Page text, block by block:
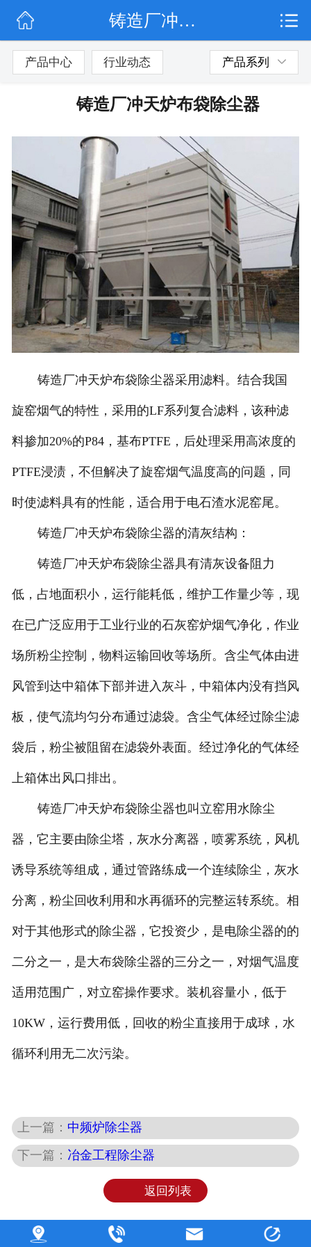
公司简介
联系我们
铸造厂冲天炉布袋除尘器
产品中心 行业动态 产品系列
铸造厂冲天炉布袋除尘器
铸造厂冲天炉布袋除尘器采用滤料。结合我国
旋窑烟气的特性，采用的LF系列复合滤料，该种滤
料掺加20%的P84，基布PTFE，后处理采用高浓度的
PTFE浸渍，不但解决了旋窑烟气温度高的问题，同
时使滤料具有的性能，适合用于电石渣水泥窑尾。
铸造厂冲天炉布袋除尘器的清灰结构：
铸造厂冲天炉布袋除尘器具有清灰设备阻力
低，占地面积小，运行能耗低，维护工作量少等，现
在已广泛应用于工业行业的石灰窑炉烟气净化，作业
场所粉尘控制，物料运输回收等场所。含尘气体由进
风管到达中箱体下部并进入灰斗，中箱体内没有挡风
板，使气流均匀分布通过滤袋。含尘气体经过除尘滤
袋后，粉尘被阻留在滤袋外表面。经过净化的气体经
上箱体出风口排出。
铸造厂冲天炉布袋除尘器也叫立窑用水除尘
器，它主要由除尘塔，灰水分离器，喷雾系统，风机
诱导系统等组成，通过管路练成一个连续除尘，灰水
分离，粉尘回收利用和水再循环的完整运转系统。相
对于其他形式的除尘器，它投资少，是电除尘器的的
二分之一，是大布袋除尘器的三分之一，对烟气温度
适用范围广，对立窑操作要求。装机容量小，低于
10KW，运行费用低，回收的粉尘直接用于成球，水
循环利用无二次污染。
上一篇： 中频炉除尘器
下一篇： 冶金工程除尘器
返回列表